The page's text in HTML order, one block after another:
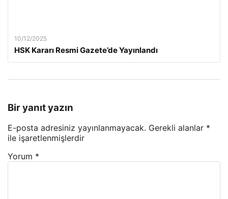
10/12/2025
HSK Kararı Resmi Gazete’de Yayınlandı
Bir yanıt yazın
E-posta adresiniz yayınlanmayacak. Gerekli alanlar *
ile işaretlenmişlerdir
Yorum *